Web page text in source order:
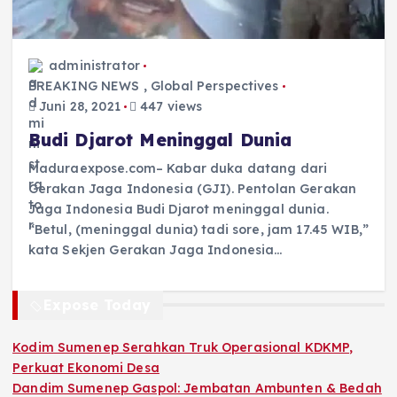
administrator
BREAKING NEWS , Global Perspectives
Juni 28, 2021
447 views
Budi Djarot Meninggal Dunia
Maduraexpose.com– Kabar duka datang dari
Gerakan Jaga Indonesia (GJI). Pentolan Gerakan
Jaga Indonesia Budi Djarot meninggal dunia.
“Betul, (meninggal dunia) tadi sore, jam 17.45 WIB,”
kata Sekjen Gerakan Jaga Indonesia…
Kodim Sumenep Serahkan Truk Operasional KDKMP,
Perkuat Ekonomi Desa
Dandim Sumenep Gaspol: Jembatan Ambunten & Bedah